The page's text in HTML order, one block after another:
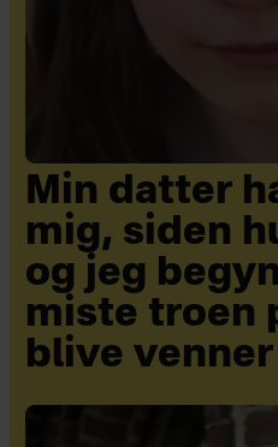
Min datter
mig, siden
og jeg
miste troen
blive venner